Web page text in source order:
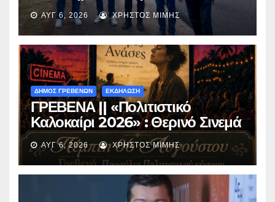
ασφαλτόστρωση της οδού
Περιβόλι – Αβδέλλα
ΑΥΓ 6, 2026 ΧΡΉΣΤΟΣ ΜΊΜΗΣ
ΔΗΜΟΣ ΓΡΕΒΕΝΩΝ ΕΚΔΗΛΩΣΗ
ΓΡΕΒΕΝΑ || «Πολιτιστικό
Καλοκαίρι 2026» : Θερινό Σινεμά
με την βραβευμένη ταινία
«Μικρές Ανάσες».
ΑΥΓ 6, 2026 ΧΡΉΣΤΟΣ ΜΊΜΗΣ